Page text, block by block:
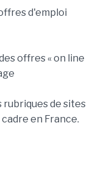
d'emploi
offres « on line
rubriques de sites
en France.